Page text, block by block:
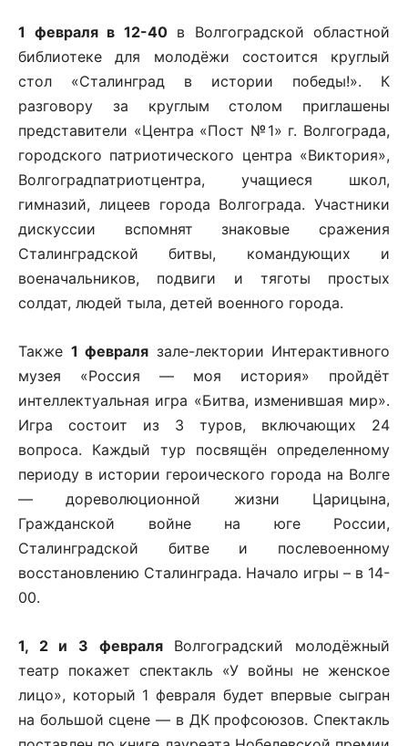
1 февраля в 12-40в Волгоградской областной
библиотеке для молодёжи состоится круглый
стол «Сталинград в истории победы!». К
разговору за круглым столом приглашены
представители «Центра «Пост №1» г. Волгограда,
городского патриотического центра «Виктория»,
Волгоградпатриотцентра, учащиеся школ,
гимназий, лицеев города Волгограда. Участники
дискуссии вспомнят знаковые сражения
Сталинградской битвы, командующих и
военачальников, подвиги и тяготы простых
солдат, людей тыла, детей военного города.
Также 1 февраля зале-лектории Интерактивного
музея «Россия — моя история» пройдёт
интеллектуальная игра «Битва, изменившая мир».
Игра состоит из 3 туров, включающих 24
вопроса. Каждый тур посвящён определенному
периоду в истории героического города на Волге
— дореволюционной жизни Царицына,
Гражданской войне на юге России,
Сталинградской битве и послевоенному
восстановлению Сталинграда. Начало игры – в 14-
00.
1, 2 и 3 февраляВолгоградский молодёжный
театр покажет спектакль «У войны не женское
лицо», который 1 февраля будет впервые сыгран
на большой сцене — в ДК профсоюзов. Спектакль